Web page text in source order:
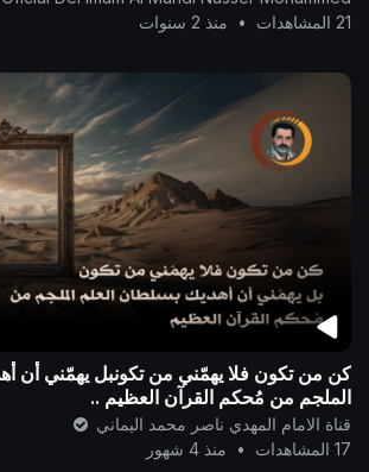
21 المشاهدات
• منذ 2 سنوات
كن من تكون فلا يهمّني من تكونبل يهمّني أن
الملجم من مُحكم القرآن العظيم ..
قناة الامام المهدي ناصر محمد اليماني
17 المشاهدات
• منذ 4 شهور